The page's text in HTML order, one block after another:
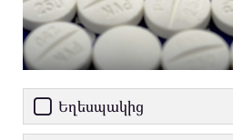
Եղեսպակից